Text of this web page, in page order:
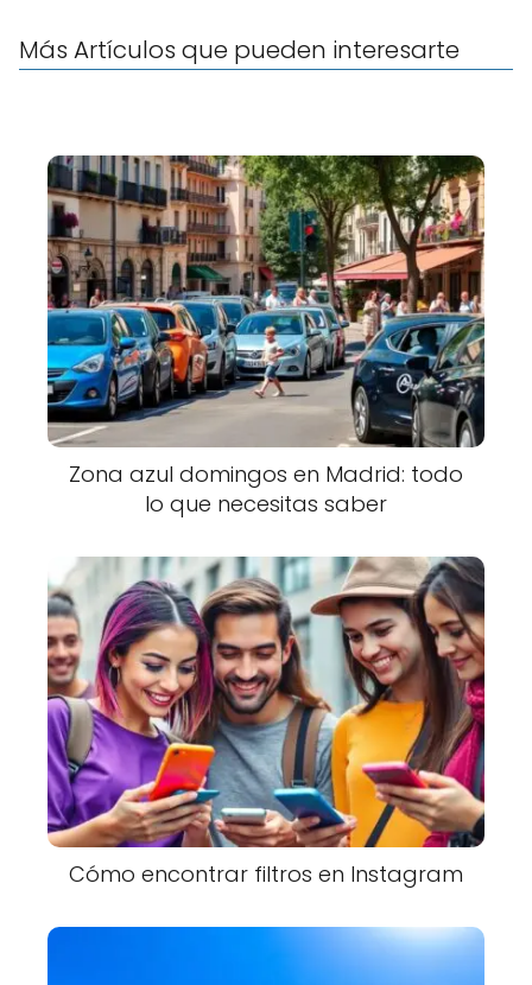
Más Artículos que pueden interesarte
Zona azul domingos en Madrid: todo
lo que necesitas saber
Cómo encontrar filtros en Instagram